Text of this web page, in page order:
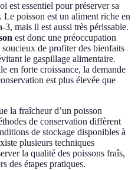
est essentiel pour préserver sa
poisson est un aliment riche en
3, mais il est aussi très périssable.
est donc une préoccupation
de profiter des bienfaits
le gaspillage alimentaire.
en forte croissance, la demande
est plus élevée que
la fraîcheur d’un poisson
de conservation diffèrent
de stockage disponibles à
plusieurs techniques
la qualité des poissons fraîs,
des étapes pratiques.